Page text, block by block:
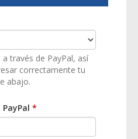
través de PayPal, así
correctamente tu
abajo.
*